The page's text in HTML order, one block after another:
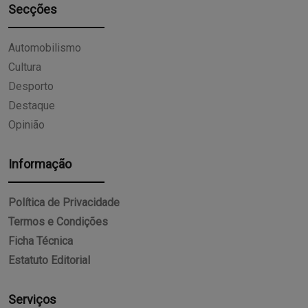
Secções
Automobilismo
Cultura
Desporto
Destaque
Opinião
Informação
Política de Privacidade
Termos e Condições
Ficha Técnica
Estatuto Editorial
Serviços